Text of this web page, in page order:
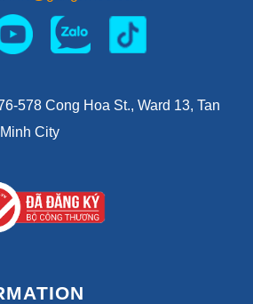
578 Cong Hoa St., Ward 13, Tan
City